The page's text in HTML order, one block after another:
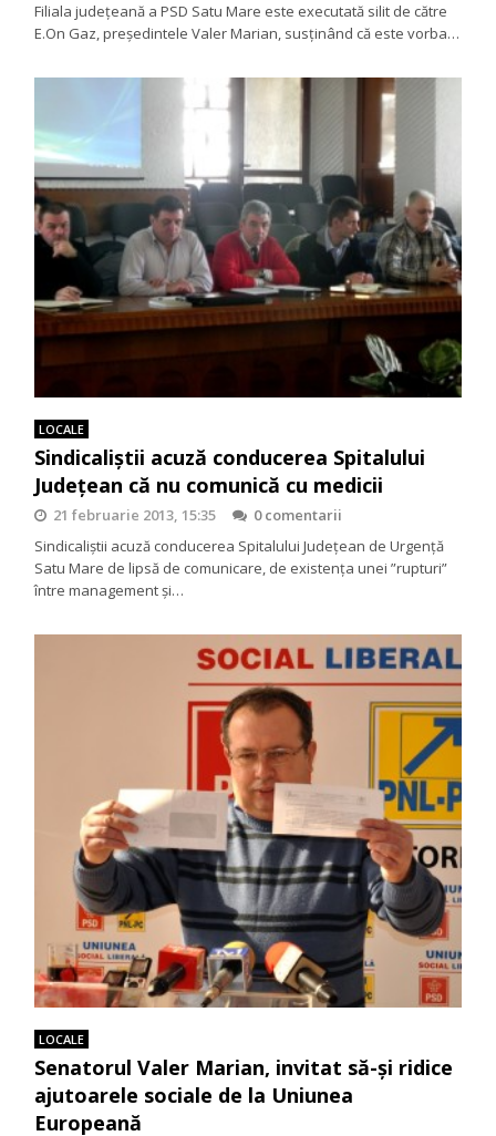
Filiala județeană a PSD Satu Mare este executată silit de către
E.On Gaz, preşedintele Valer Marian, susţinând că este vorba…
LOCALE
Sindicaliștii acuză conducerea Spitalului
Județean că nu comunică cu medicii
21 februarie 2013, 15:35
0 comentarii
Sindicaliștii acuză conducerea Spitalului Județean de Urgență
Satu Mare de lipsă de comunicare, de existența unei ”rupturi”
între management și…
LOCALE
Senatorul Valer Marian, invitat să-şi ridice
ajutoarele sociale de la Uniunea
Europeană